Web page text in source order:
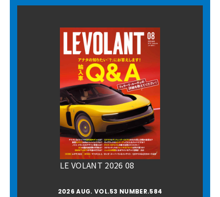
LE VOLANT 2026 08
2026 AUG. VOL.53 NUMBER.584